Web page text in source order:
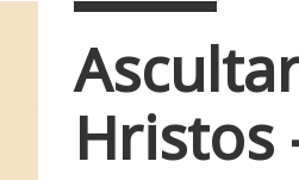
Hristos